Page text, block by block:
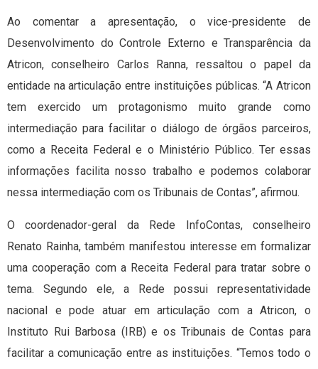
Ao comentar a apresentação, o vice-presidente de
Desenvolvimento do Controle Externo e Transparência da
Atricon, conselheiro Carlos Ranna, ressaltou o papel da
entidade na articulação entre instituições públicas. “A Atricon
tem exercido um protagonismo muito grande como
intermediação para facilitar o diálogo de órgãos parceiros,
como a Receita Federal e o Ministério Público. Ter essas
informações facilita nosso trabalho e podemos colaborar
nessa intermediação com os Tribunais de Contas”, afirmou.
O coordenador-geral da Rede InfoContas, conselheiro
Renato Rainha, também manifestou interesse em formalizar
uma cooperação com a Receita Federal para tratar sobre o
tema. Segundo ele, a Rede possui representatividade
nacional e pode atuar em articulação com a Atricon, o
Instituto Rui Barbosa (IRB) e os Tribunais de Contas para
facilitar a comunicação entre as instituições. “Temos todo o